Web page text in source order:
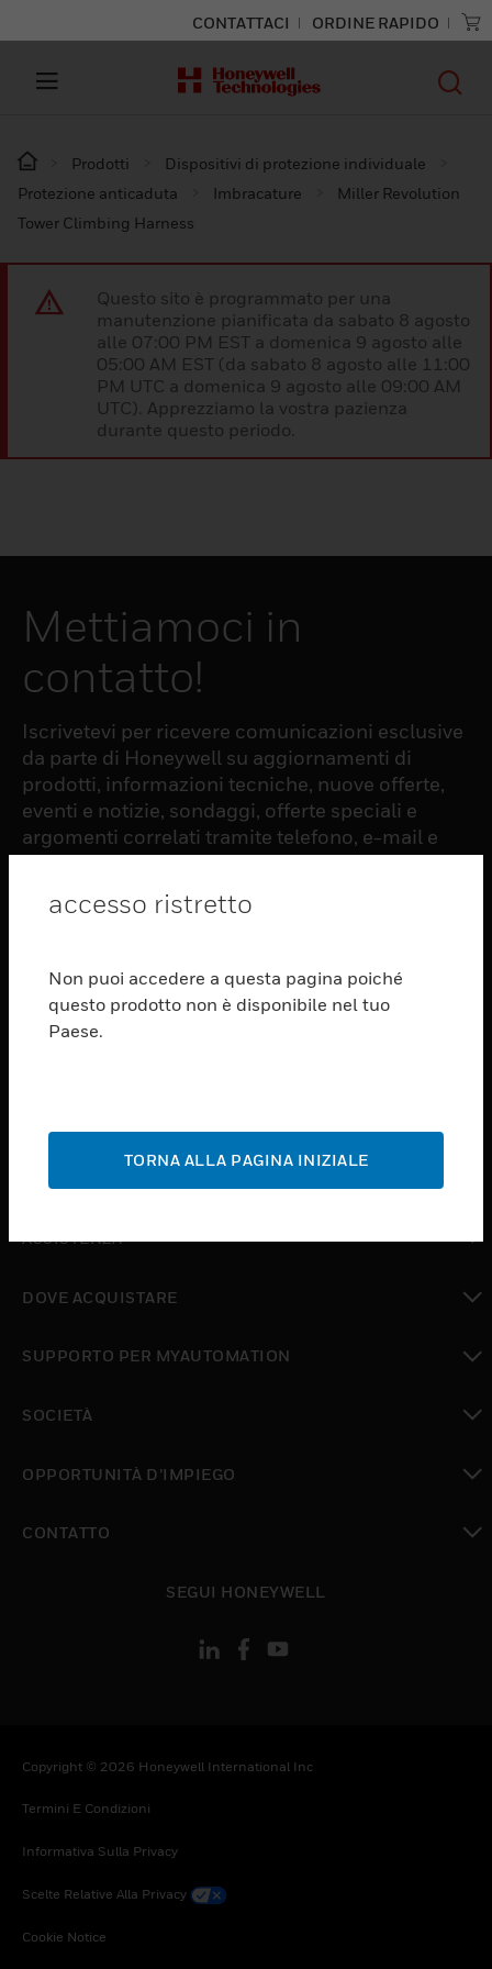
CONTATTACI ORDINE RAPIDO
Prodotti
Dispositivi di protezione individuale
Protezione anticaduta
Imbracature
Miller Revolution
Tower Climbing Harness
Questo sito è programmato per una
manutenzione pianificata da sabato 8 agosto
alle 07:00 PM EST a domenica 9 agosto alle
05:00 AM EST (da sabato 8 agosto alle 11:00
PM UTC a domenica 9 agosto alle 09:00 AM
UTC). Apprezziamo la vostra pazienza
durante questo periodo.
Mettiamoci in
contatto!
Iscrivetevi per ricevere comunicazioni esclusive
da parte di Honeywell su aggiornamenti di
prodotti, informazioni tecniche, nuove offerte,
eventi e notizie, sondaggi, offerte speciali e
argomenti correlati tramite telefono, e-mail e
PRODUCTS
toggle view
ASSISTENZA
DOVE ACQUISTARE
SUPPORTO PER MYAUTOMATION
SOCIETÀ
OPPORTUNITÀ D’IMPIEGO
CONTATTO
SEGUI HONEYWELL
Copyright © 2026 Honeywell International Inc
Termini E Condizioni
Informativa Sulla Privacy
Scelte Relative Alla Privacy
Cookie Notice
accesso ristretto
Non puoi accedere a questa pagina poiché
questo prodotto non è disponibile nel tuo
Paese.
TORNA ALLA PAGINA INIZIALE